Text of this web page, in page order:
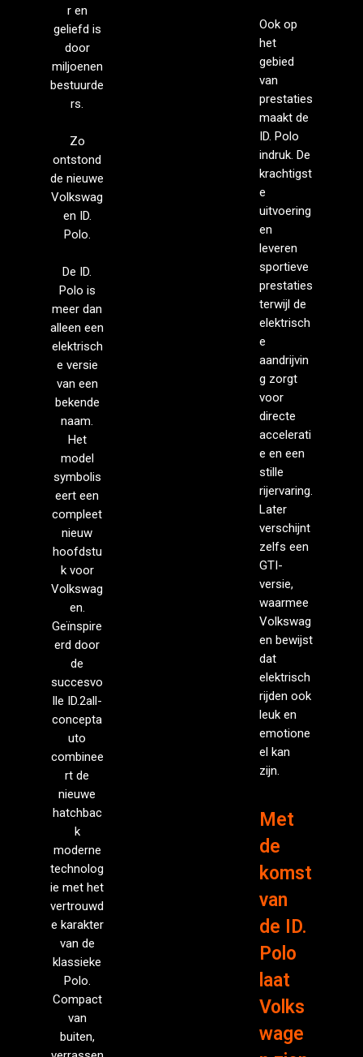
r en
geliefd is
door
miljoenen
bestuurde
rs.
Zo
ontstond
de nieuwe
Volkswag
en ID.
Polo.
De ID.
Polo is
meer dan
alleen een
elektrisch
e versie
van een
bekende
naam.
Het
model
symbolis
eert een
compleet
nieuw
hoofdstu
k voor
Volkswag
en.
Geïnspire
erd door
de
succesvo
lle ID.2all-
concepta
uto
combinee
rt de
nieuwe
hatchbac
k
moderne
technolog
ie met het
vertrouwd
e karakter
van de
klassieke
Polo.
Compact
van
buiten,
Ook op
het
gebied
van
prestaties
maakt de
ID. Polo
indruk. De
krachtigst
e
uitvoering
en
leveren
sportieve
prestaties
terwijl de
elektrisch
e
aandrijvin
g zorgt
voor
directe
accelerati
e en een
stille
rijervaring.
Later
verschijnt
zelfs een
GTI-
versie,
waarmee
Volkswag
en bewijst
dat
elektrisch
rijden ook
leuk en
emotione
el kan
zijn.
Met
de
komst
van
de ID.
Polo
laat
Volks
wage